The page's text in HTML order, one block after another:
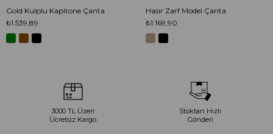
Gold Kulplu Kapitone Çanta
₺1.539,89
Hasır Zarf Model Çanta
₺1.169,90
3000 TL Üzeri
Ücretsiz Kargo
Stoktan Hızlı
Gönderi